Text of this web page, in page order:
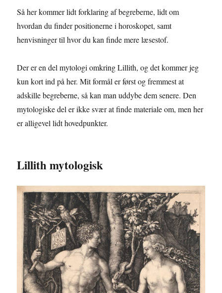
Så her kommer lidt forklaring af begreberne, lidt om
hvordan du finder positionerne i horoskopet, samt
henvisninger til hvor du kan finde mere læsestof.
Der er en del mytologi omkring Lillith, og det kommer jeg
kun kort ind på her. Mit formål er først og fremmest at
adskille begreberne, så kan man uddybe dem senere. Den
mytologiske del er ikke svær at finde materiale om, men her
er alligevel lidt hovedpunkter.
Lillith mytologisk